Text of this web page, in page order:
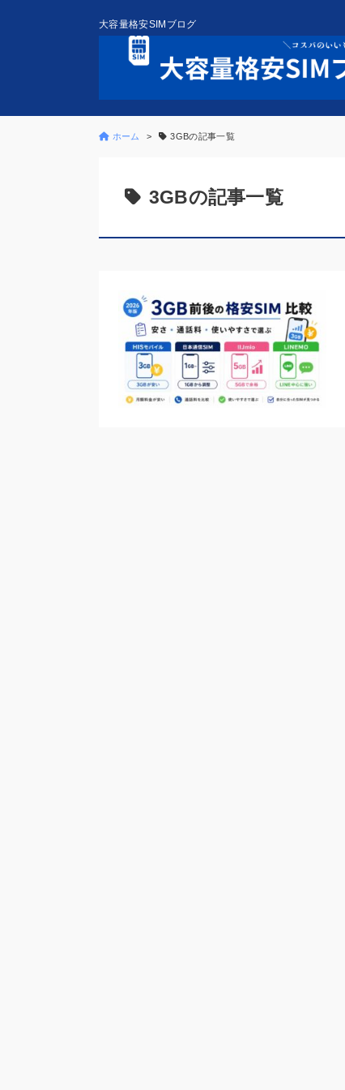
大容量格安SIMブログ
ホーム 3GBの記事一覧
3GBの記事一覧